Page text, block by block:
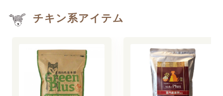
チキン系アイテム